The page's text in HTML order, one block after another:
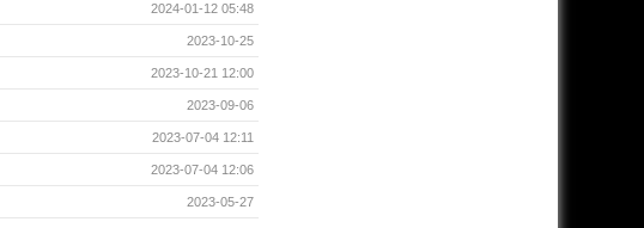
2024-01-12 05:48
2023-10-25
2023-10-21 12:00
2023-09-06
2023-07-04 12:11
2023-07-04 12:06
2023-05-27